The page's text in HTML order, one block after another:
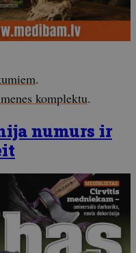
.
komplektu.
numurs ir